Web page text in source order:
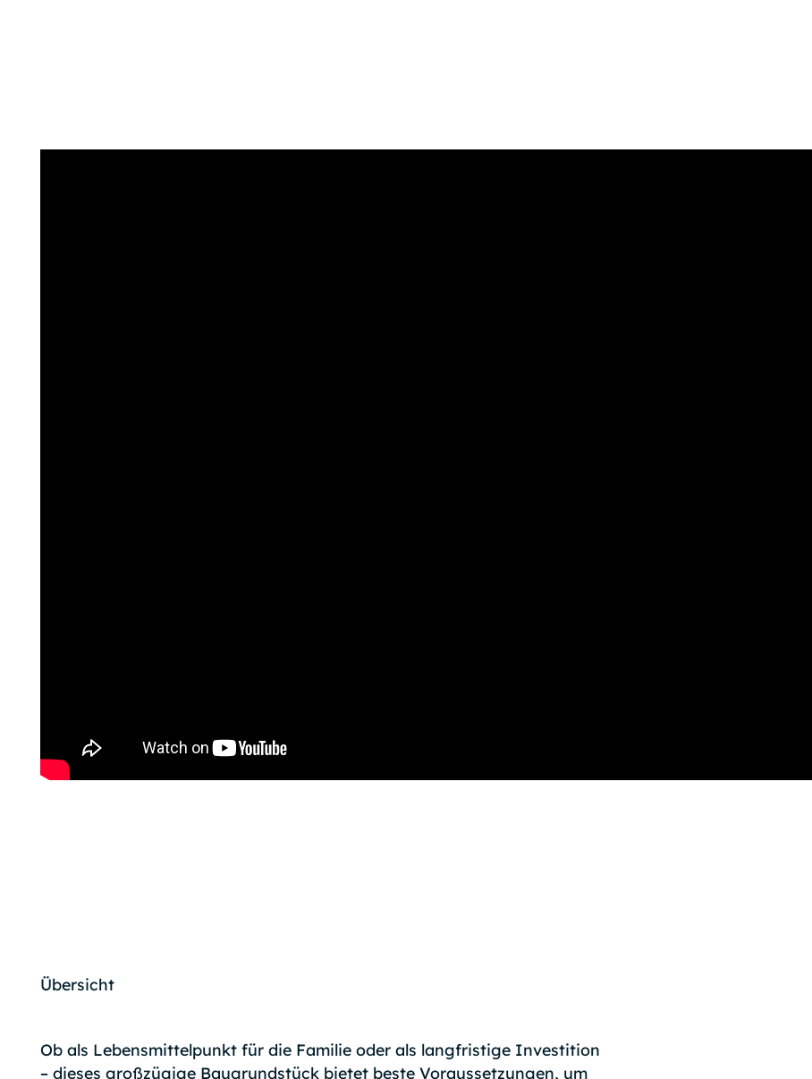
Übersicht
Ob als Lebensmittelpunkt für die Familie oder als langfristige Investition
– dieses großzügige Baugrundstück bietet beste Voraussetzungen, um